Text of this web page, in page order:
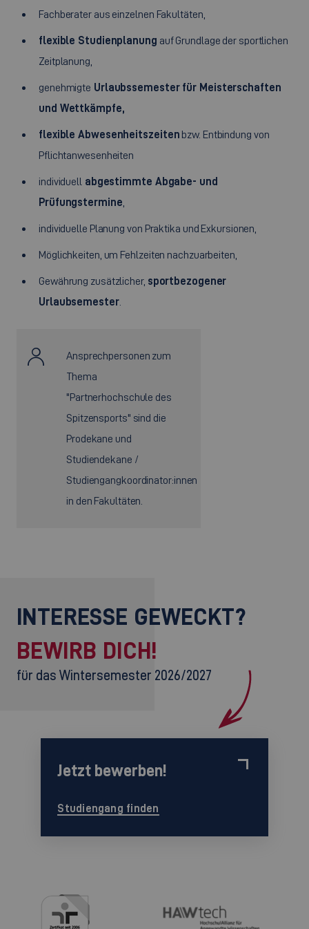
Fachberater aus einzelnen Fakultäten,
flexible Studienplanung auf Grundlage der sportlichen
Zeitplanung,
genehmigte Urlaubssemester für Meisterschaften
und Wettkämpfe,
flexible Abwesenheitszeiten bzw. Entbindung von
Pflichtanwesenheiten
individuell abgestimmte Abgabe- und
Prüfungstermine
individuelle Planung von Praktika und Exkursionen,
Möglichkeiten, um Fehlzeiten nachzuarbeiten,
Gewährung zusätzlicher, sportbezogener
Urlaubsemester.
Ansprechpersonen zum
Thema
"Partnerhochschule des
Spitzensports" sind die
Prodekane und
Studiendekane /
Studiengangkoordinator:innen
in den Fakultäten.
INTERESSE GEWECKT?
BEWIRB DICH!
für das Wintersemester 2026/2027
Jetzt bewerben!
Studiengang finden